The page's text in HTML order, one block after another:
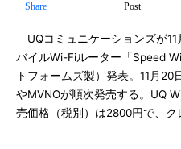
Share Post
UQコミュニケーションズが
バイルWi-Fiルーター「Speed
トフォームズ製）発表。11月
やMVNOが順次発売する。UQ
売価格（税別）は2800円で、ク